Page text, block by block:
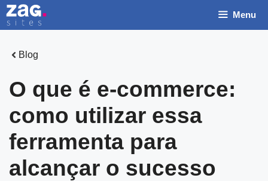
Pular
para
conteúdo
Menu
Blog
O que é e-commerce:
como utilizar essa
ferramenta para
alcançar o sucesso